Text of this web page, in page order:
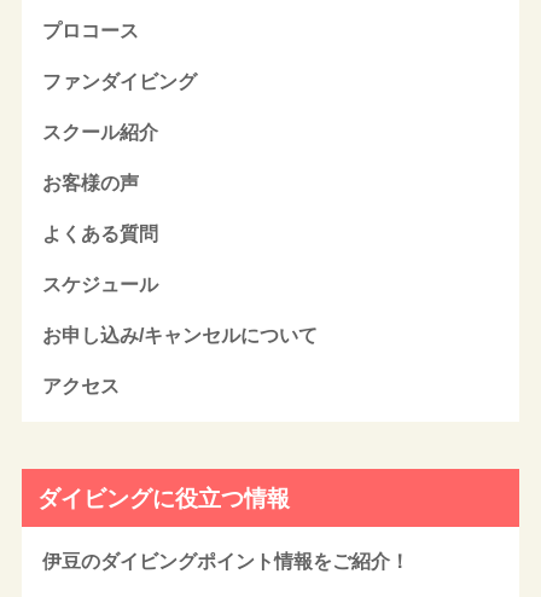
プロコース
ファンダイビング
スクール紹介
お客様の声
よくある質問
スケジュール
お申し込み/キャンセルについて
アクセス
ダイビングに役立つ情報
伊豆のダイビングポイント情報をご紹介！